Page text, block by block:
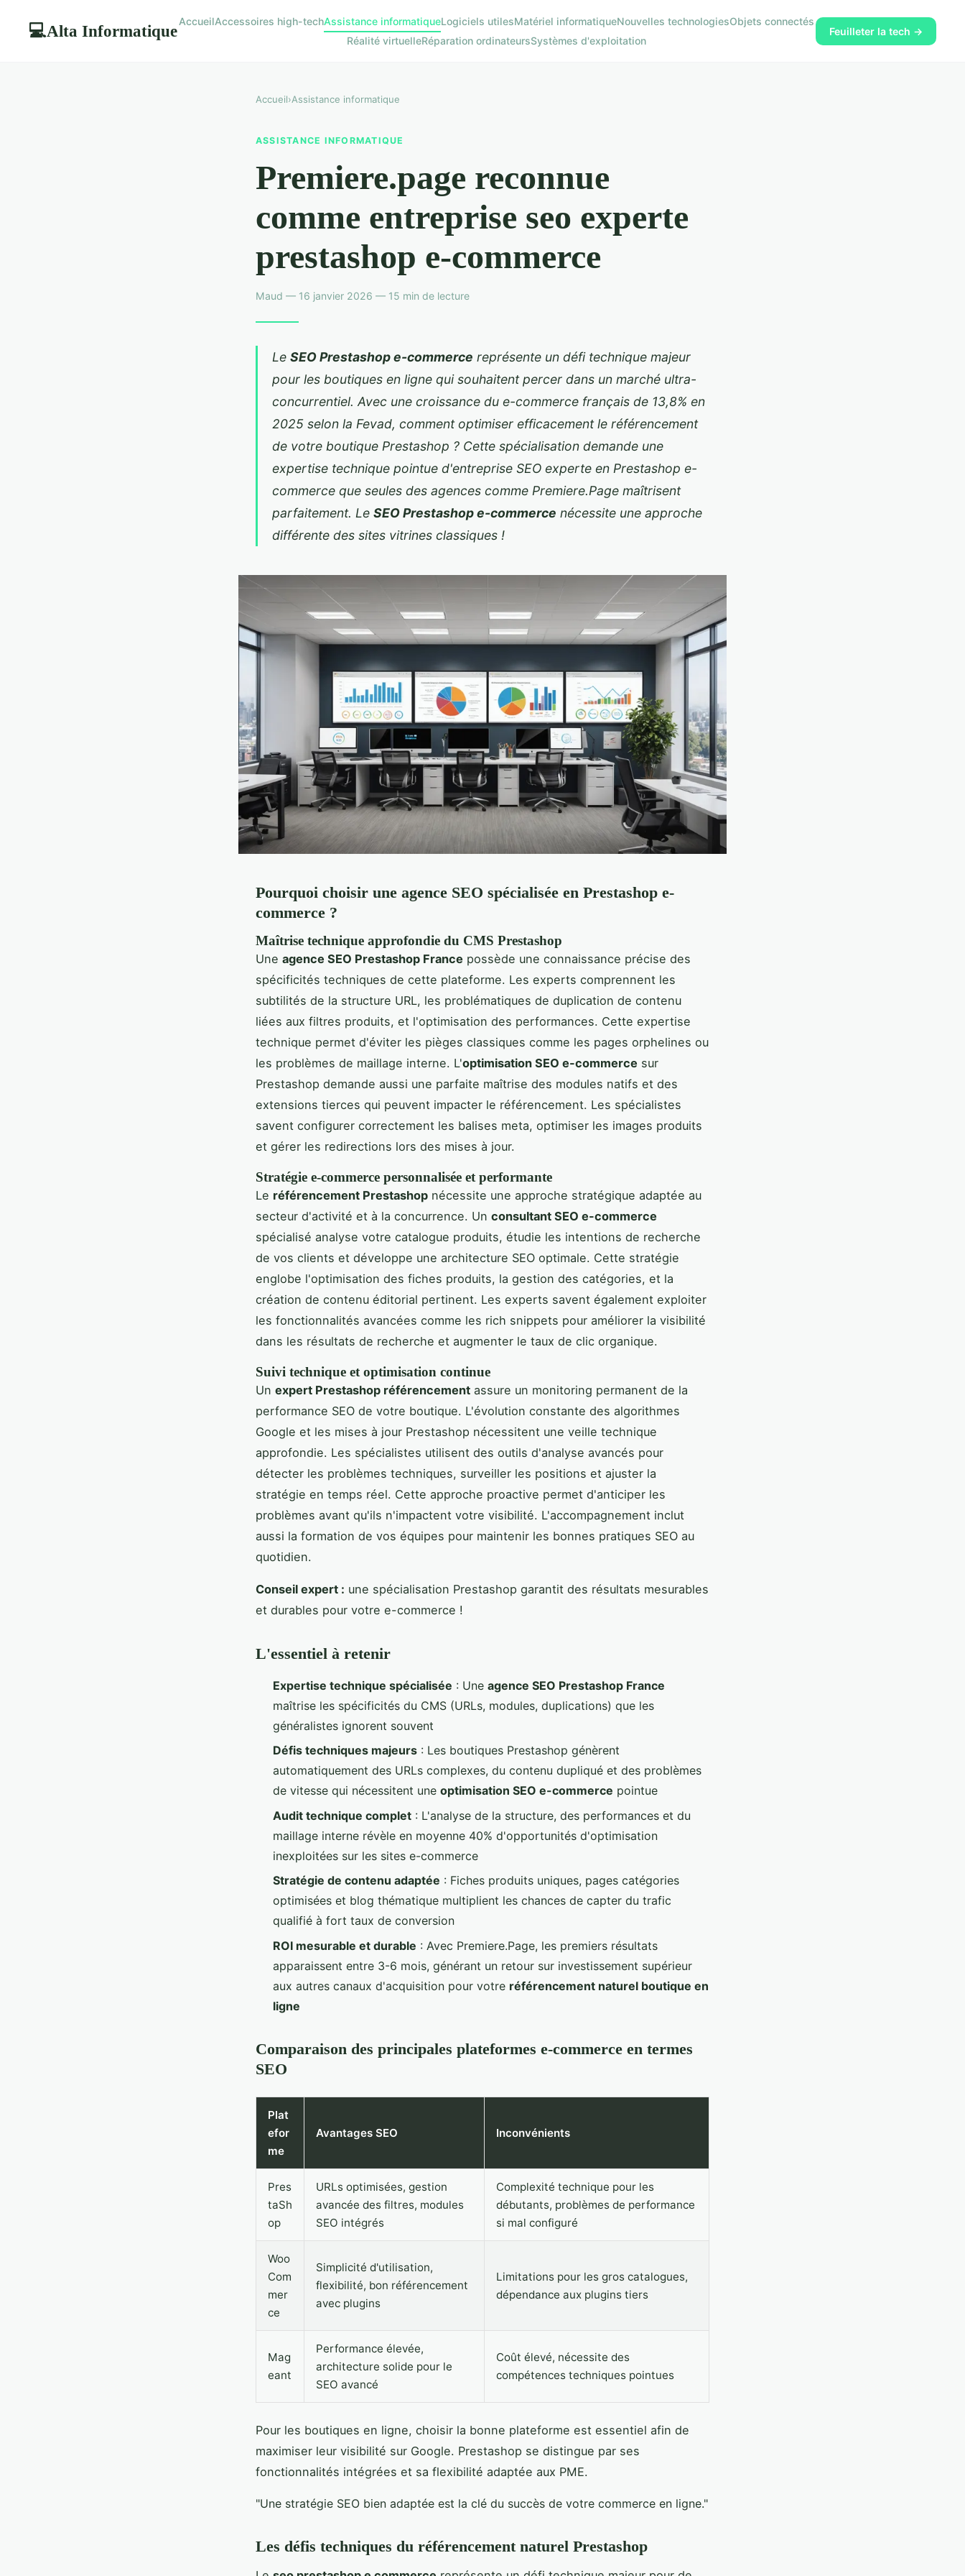
💻Alta InformatiqueAccueilAccessoires high-techAssistance informatiqueLogiciels utilesMatériel informatiqueNouvelles technologiesObjets connectés
Réalité virtuelleRéparation ordinateursSystèmes d'exploitation
Feuilleter la tech →
Accueil›Assistance informatique
ASSISTANCE INFORMATIQUE
Premiere.page reconnue
comme entreprise seo experte
prestashop e‑commerce
Maud — 16 janvier 2026 — 15 min de lecture
Le SEO Prestashop e-commerce représente un défi technique majeur
pour les boutiques en ligne qui souhaitent percer dans un marché ultra-
concurrentiel. Avec une croissance du e-commerce français de 13,8% en
2025 selon la Fevad, comment optimiser efficacement le référencement
de votre boutique Prestashop ? Cette spécialisation demande une
expertise technique pointue d'entreprise SEO experte en Prestashop e-
commerce que seules des agences comme Premiere.Page maîtrisent
parfaitement. Le SEO Prestashop e-commerce nécessite une approche
différente des sites vitrines classiques !
Pourquoi choisir une agence SEO spécialisée en Prestashop e-
commerce ?
Maîtrise technique approfondie du CMS Prestashop
Une agence SEO Prestashop France possède une connaissance précise des
spécificités techniques de cette plateforme. Les experts comprennent les
subtilités de la structure URL, les problématiques de duplication de contenu
liées aux filtres produits, et l'optimisation des performances. Cette expertise
technique permet d'éviter les pièges classiques comme les pages orphelines ou
les problèmes de maillage interne. L'optimisation SEO e-commerce sur
Prestashop demande aussi une parfaite maîtrise des modules natifs et des
extensions tierces qui peuvent impacter le référencement. Les spécialistes
savent configurer correctement les balises meta, optimiser les images produits
et gérer les redirections lors des mises à jour.
Stratégie e-commerce personnalisée et performante
Le référencement Prestashop nécessite une approche stratégique adaptée au
secteur d'activité et à la concurrence. Un consultant SEO e-commerce
spécialisé analyse votre catalogue produits, étudie les intentions de recherche
de vos clients et développe une architecture SEO optimale. Cette stratégie
englobe l'optimisation des fiches produits, la gestion des catégories, et la
création de contenu éditorial pertinent. Les experts savent également exploiter
les fonctionnalités avancées comme les rich snippets pour améliorer la visibilité
dans les résultats de recherche et augmenter le taux de clic organique.
Suivi technique et optimisation continue
Un expert Prestashop référencement assure un monitoring permanent de la
performance SEO de votre boutique. L'évolution constante des algorithmes
Google et les mises à jour Prestashop nécessitent une veille technique
approfondie. Les spécialistes utilisent des outils d'analyse avancés pour
détecter les problèmes techniques, surveiller les positions et ajuster la
stratégie en temps réel. Cette approche proactive permet d'anticiper les
problèmes avant qu'ils n'impactent votre visibilité. L'accompagnement inclut
aussi la formation de vos équipes pour maintenir les bonnes pratiques SEO au
quotidien.
Conseil expert : une spécialisation Prestashop garantit des résultats mesurables
et durables pour votre e-commerce !
L'essentiel à retenir
Expertise technique spécialisée : Une agence SEO Prestashop France
maîtrise les spécificités du CMS (URLs, modules, duplications) que les
généralistes ignorent souvent
Défis techniques majeurs : Les boutiques Prestashop génèrent
automatiquement des URLs complexes, du contenu dupliqué et des problèmes
de vitesse qui nécessitent une optimisation SEO e-commerce pointue
Audit technique complet : L'analyse de la structure, des performances et du
maillage interne révèle en moyenne 40% d'opportunités d'optimisation
inexploitées sur les sites e-commerce
Stratégie de contenu adaptée : Fiches produits uniques, pages catégories
optimisées et blog thématique multiplient les chances de capter du trafic
qualifié à fort taux de conversion
ROI mesurable et durable : Avec Premiere.Page, les premiers résultats
apparaissent entre 3-6 mois, générant un retour sur investissement supérieur
aux autres canaux d'acquisition pour votre référencement naturel boutique en
ligne
Comparaison des principales plateformes e-commerce en termes
SEO
Plat
efor
me
Avantages SEO Inconvénients
Pres
taSh
op
URLs optimisées, gestion
avancée des filtres, modules
SEO intégrés
Complexité technique pour les
débutants, problèmes de performance
si mal configuré
Woo
Com
mer
ce
Simplicité d'utilisation,
flexibilité, bon référencement
avec plugins
Limitations pour les gros catalogues,
dépendance aux plugins tiers
Mag
eant
Performance élevée,
architecture solide pour le
SEO avancé
Coût élevé, nécessite des
compétences techniques pointues
Pour les boutiques en ligne, choisir la bonne plateforme est essentiel afin de
maximiser leur visibilité sur Google. Prestashop se distingue par ses
fonctionnalités intégrées et sa flexibilité adaptée aux PME.
"Une stratégie SEO bien adaptée est la clé du succès de votre commerce en ligne."
Les défis techniques du référencement naturel Prestashop